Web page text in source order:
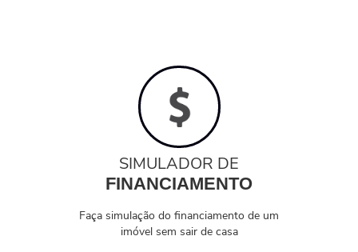
SIMULADOR DE
FINANCIAMENTO
Faça simulação do financiamento de um
imóvel sem sair de casa